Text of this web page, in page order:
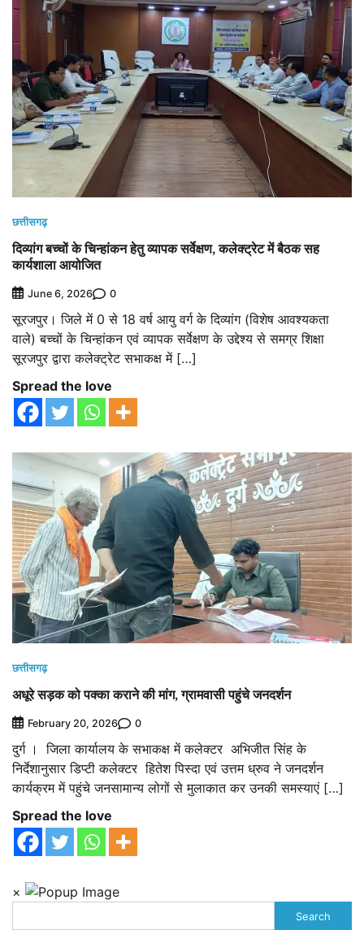
छत्तीसगढ़
दिव्यांग बच्चों के चिन्हांकन हेतु व्यापक सर्वेक्षण, कलेक्ट्रेट में बैठक सह
कार्यशाला आयोजित
June 6, 2026 0
सूरजपुर। जिले में 0 से 18 वर्ष आयु वर्ग के दिव्यांग (विशेष आवश्यकता
वाले) बच्चों के चिन्हांकन एवं व्यापक सर्वेक्षण के उद्देश्य से समग्र शिक्षा
सूरजपुर द्वारा कलेक्ट्रेट सभाकक्ष में […]
Spread the love
छत्तीसगढ़
अधूरे सड़क को पक्का कराने की मांग, ग्रामवासी पहुंचे जनदर्शन
February 20, 2026 0
दुर्ग । जिला कार्यालय के सभाकक्ष में कलेक्टर अभिजीत सिंह के
निर्देशानुसार डिप्टी कलेक्टर हितेश पिस्दा एवं उत्तम ध्रुव ने जनदर्शन
कार्यक्रम में पहुंचे जनसामान्य लोगों से मुलाकात कर उनकी समस्याएं […]
Spread the love
×
Search